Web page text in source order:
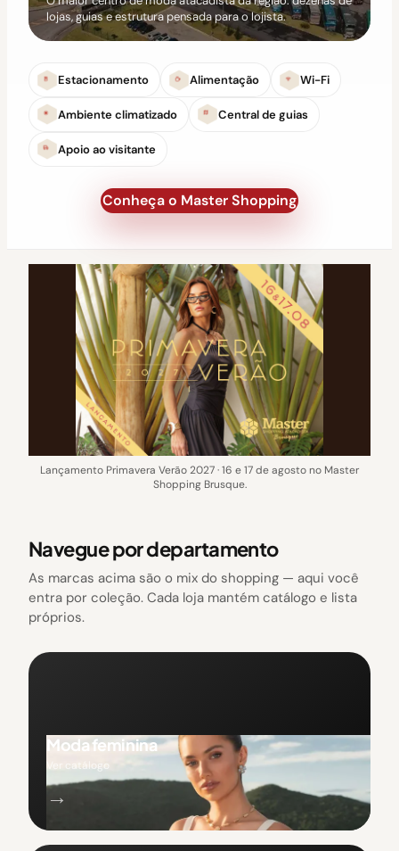
lojas, guias e estrutura pensada para o lojista.
Estacionamento Alimentação Wi-Fi
Ambiente climatizado Central de guias
Apoio ao visitante
Conheça o Master Shopping
Lançamento Primavera Verão 2027 · 16 e 17 de agosto no Master
Shopping Brusque.
Navegue por departamento
As marcas acima são o mix do shopping — aqui você
entra por coleção. Cada loja mantém catálogo e lista
próprios.
Moda feminina
Ver catálogo
→